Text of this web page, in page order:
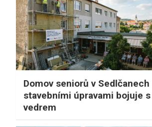
Domov seniorů v Sedlčanech
stavebními úpravami bojuje s
vedrem